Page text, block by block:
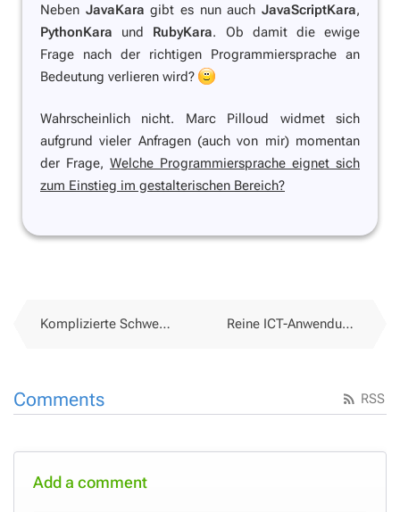
Neben JavaKara gibt es nun auchJavaScriptKara,
PythonKara und RubyKara. Ob damit die ewige
Frage nach der richtigen Programmiersprache an
Bedeutung verlieren wird?
Wahrscheinlich nicht. Marc Pilloud widmet sich
aufgrund vieler Anfragen (auch von mir) momentan
der Frage, Welche Programmiersprache eignet sich
zum Einstieg im gestalterischen Bereich?
Komplizierte Schweizer Fachhochschullandschaft Reine ICT-Anwendungskurse oder integrierte Didaktik/Anwendungs-Know-how-Kurse?
RSS
Comments
Add a comment